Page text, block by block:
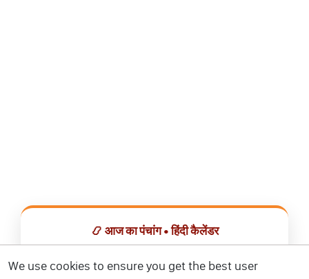
📿 आज का पंचांग • हिंदी कैलेंडर
We use cookies to ensure you get the best user